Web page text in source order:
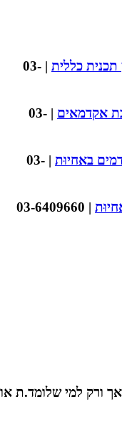
כללית
| 03-
אקדמאים
| 03-
באחיוּת
| 03-
| 03-6409660
אך ורק למי שלומד.ת